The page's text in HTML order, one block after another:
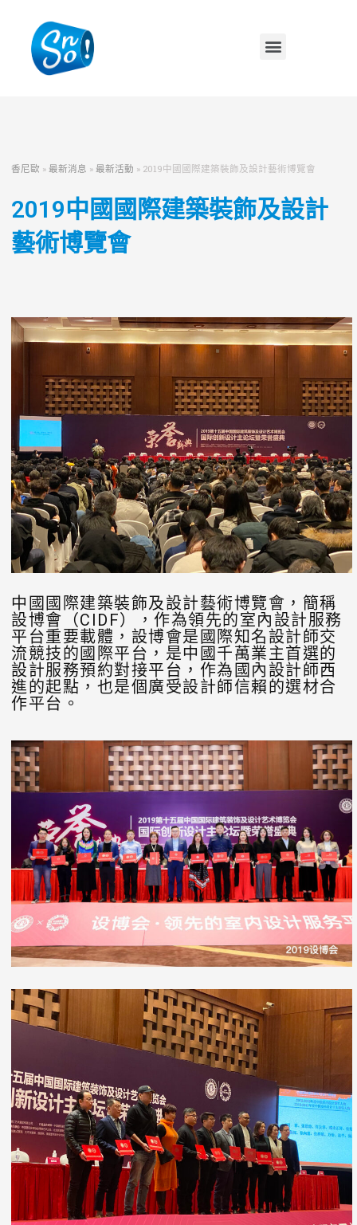
香尼歐 » 最新消息 » 最新活動 » 2019中國國際建築裝飾及設計藝術博覽會
2019中國國際建築裝飾及設計
藝術博覽會
中國國際建築裝飾及設計藝術博覽會，簡稱
設博會（CIDF），作為領先的室內設計服務
平台重要載體，設博會是國際知名設計師交
流競技的國際平台，是中國千萬業主首選的
設計服務預約對接平台，作為國內設計師西
進的起點，也是個廣受設計師信賴的選材合
作平台。